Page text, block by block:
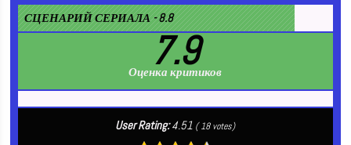
СЦЕНАРИЙ СЕРИАЛА - 8.8
7.9
Оценка критиков
User Rating:4.51 (18votes)